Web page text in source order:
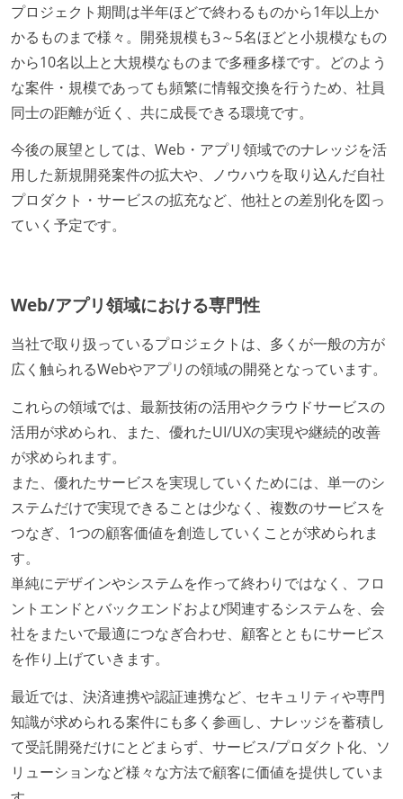
プロジェクト期間は半年ほどで終わるものから1年以上か
かるものまで様々。開発規模も3～5名ほどと小規模なもの
から10名以上と大規模なものまで多種多様です。どのよう
な案件・規模であっても頻繁に情報交換を行うため、社員
同士の距離が近く、共に成長できる環境です。
今後の展望としては、Web・アプリ領域でのナレッジを活
用した新規開発案件の拡大や、ノウハウを取り込んだ自社
プロダクト・サービスの拡充など、他社との差別化を図っ
ていく予定です。
Web/アプリ領域における専門性
当社で取り扱っているプロジェクトは、多くが一般の方が
広く触られるWebやアプリの領域の開発となっています。
これらの領域では、最新技術の活用やクラウドサービスの
活用が求められ、また、優れたUI/UXの実現や継続的改善
が求められます。
また、優れたサービスを実現していくためには、単一のシ
ステムだけで実現できることは少なく、複数のサービスを
つなぎ、1つの顧客価値を創造していくことが求められま
す。
単純にデザインやシステムを作って終わりではなく、フロ
ントエンドとバックエンドおよび関連するシステムを、会
社をまたいで最適につなぎ合わせ、顧客とともにサービス
を作り上げていきます。
最近では、決済連携や認証連携など、セキュリティや専門
知識が求められる案件にも多く参画し、ナレッジを蓄積し
て受託開発だけにとどまらず、サービス/プロダクト化、ソ
リューションなど様々な方法で顧客に価値を提供していま